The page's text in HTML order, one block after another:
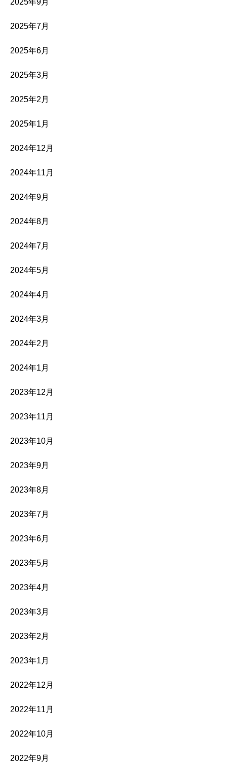
2025年7月
2025年6月
2025年3月
2025年2月
2025年1月
2024年12月
2024年11月
2024年9月
2024年8月
2024年7月
2024年5月
2024年4月
2024年3月
2024年2月
2024年1月
2023年12月
2023年11月
2023年10月
2023年9月
2023年8月
2023年7月
2023年6月
2023年5月
2023年4月
2023年3月
2023年2月
2023年1月
2022年12月
2022年11月
2022年10月
2022年9月